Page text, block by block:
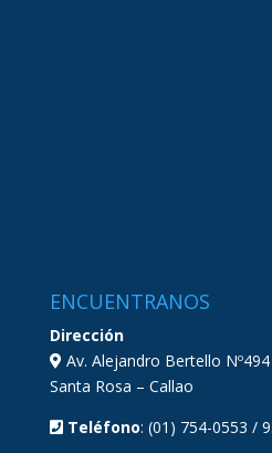
ENCUENTRANOS
Dirección
Av. Alejandro Bertello
Santa Rosa – Callao
Teléfono: (01) 754-0553 /